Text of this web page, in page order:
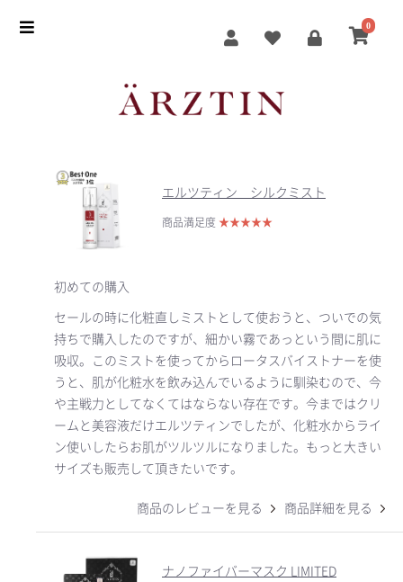
0
エルツティン シルクミスト
商品満足度 ★★★★★
初めての購入
セールの時に化粧直しミストとして使おうと、ついでの気
持ちで購入したのですが、細かい霧であっという間に肌に
吸収。このミストを使ってからロータスバイストナーを使
うと、肌が化粧水を飲み込んでいるように馴染むので、今
や主戦力としてなくてはならない存在です。今まではクリ
ームと美容液だけエルツティンでしたが、化粧水からライ
ン使いしたらお肌がツルツルになりました。もっと大きい
サイズも販売して頂きたいです。
商品のレビューを見る 商品詳細を見る
ナノファイバーマスク LIMITED